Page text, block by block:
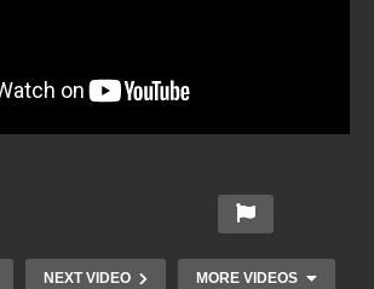
NEXT VIDEO MORE VIDEOS